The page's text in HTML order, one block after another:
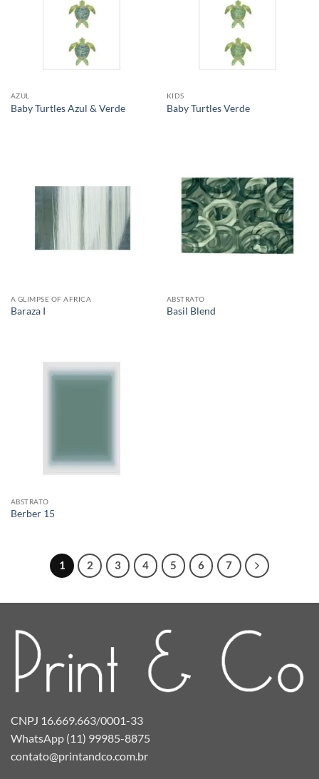
AZUL
Baby Turtles Azul & Verde
KIDS
Baby Turtles Verde
A GLIMPSE OF AFRICA
Baraza I
ABSTRATO
Basil Blend
ABSTRATO
Berber 15
1 2 3 4 5 6 7
CNPJ 16.669.663/0001-33
WhatsApp (11) 99985-8875
contato@printandco.com.br